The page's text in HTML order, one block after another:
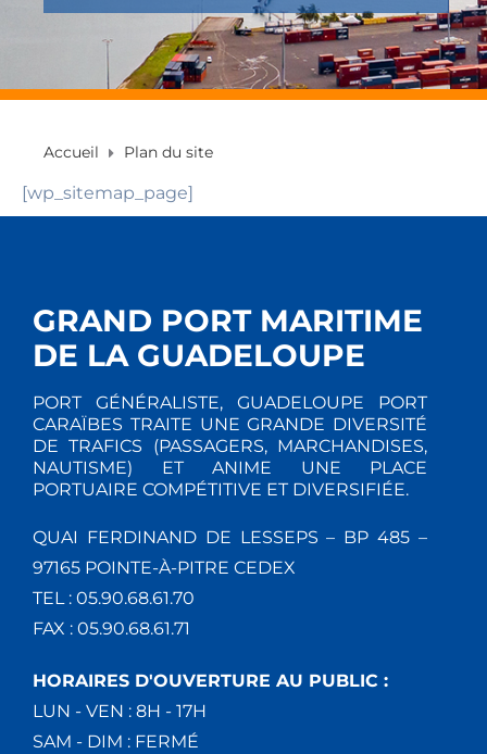
Accueil Plan du site
[wp_sitemap_page]
GRAND PORT MARITIME
DE LA GUADELOUPE
PORT GÉNÉRALISTE, GUADELOUPE PORT
CARAÏBES TRAITE UNE GRANDE DIVERSITÉ
DE TRAFICS (PASSAGERS, MARCHANDISES,
NAUTISME) ET ANIME UNE PLACE
PORTUAIRE COMPÉTITIVE ET DIVERSIFIÉE.
QUAI FERDINAND DE LESSEPS – BP 485 –
97165 POINTE-À-PITRE CEDEX
TEL : 05.90.68.61.70
FAX : 05.90.68.61.71
HORAIRES D'OUVERTURE AU PUBLIC :
LUN - VEN : 8H - 17H
SAM - DIM : FERMÉ